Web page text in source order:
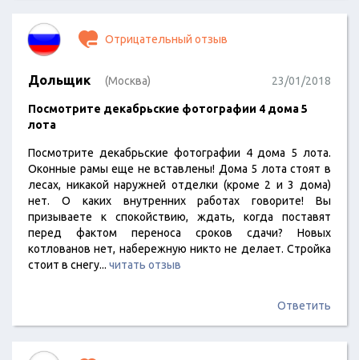
Отрицательный отзыв
Дольщик (Москва) 23/01/2018
Посмотрите декабрьские фотографии 4 дома 5
лота
Посмотрите декабрьские фотографии 4 дома 5 лота.
Оконные рамы еще не вставлены! Дома 5 лота стоят в
лесах, никакой наружней отделки (кроме 2 и 3 дома)
нет. О каких внутренних работах говорите! Вы
призываете к спокойствию, ждать, когда поставят
перед фактом переноса сроков сдачи? Новых
котлованов нет, набережную никто не делает. Стройка
стоит в снегу... читать отзыв
Ответить